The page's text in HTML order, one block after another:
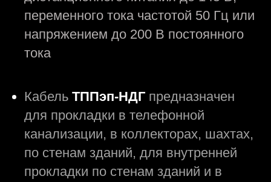
переменного тока частотой 50 Гц или
напряжением до 200 В постоянного
тока
Кабель ТППэп-НДГ предназначен
для прокладки в телефонной
канализации, в коллекторах, шахтах,
по стенам зданий, для внутренней
прокладки по стенам зданий и в